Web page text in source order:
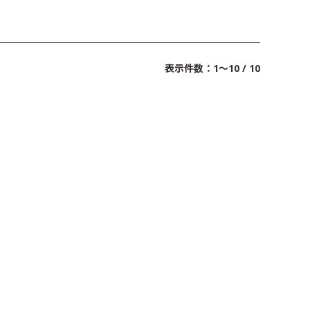
表示件数：1～10 / 10